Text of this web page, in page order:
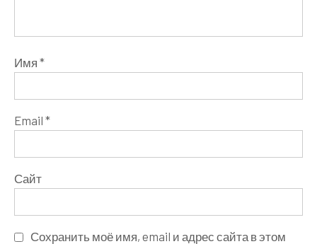
Имя *
Email *
Сайт
Сохранить моё имя, email и адрес сайта в этом